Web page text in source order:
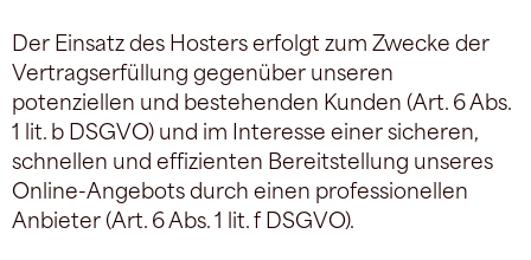
Der Einsatz des Hosters erfolgt zum Zwecke der
Vertragserfüllung gegenüber unseren
potenziellen und bestehenden Kunden (Art. 6 Abs.
1 lit. b DSGVO) und im Interesse einer sicheren,
schnellen und effizienten Bereitstellung unseres
Online-Angebots durch einen professionellen
Anbieter (Art. 6 Abs. 1 lit. f DSGVO).